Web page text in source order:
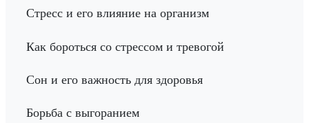
Стресс и его влияние на организм
Как бороться со стрессом и тревогой
Сон и его важность для здоровья
Борьба с выгоранием